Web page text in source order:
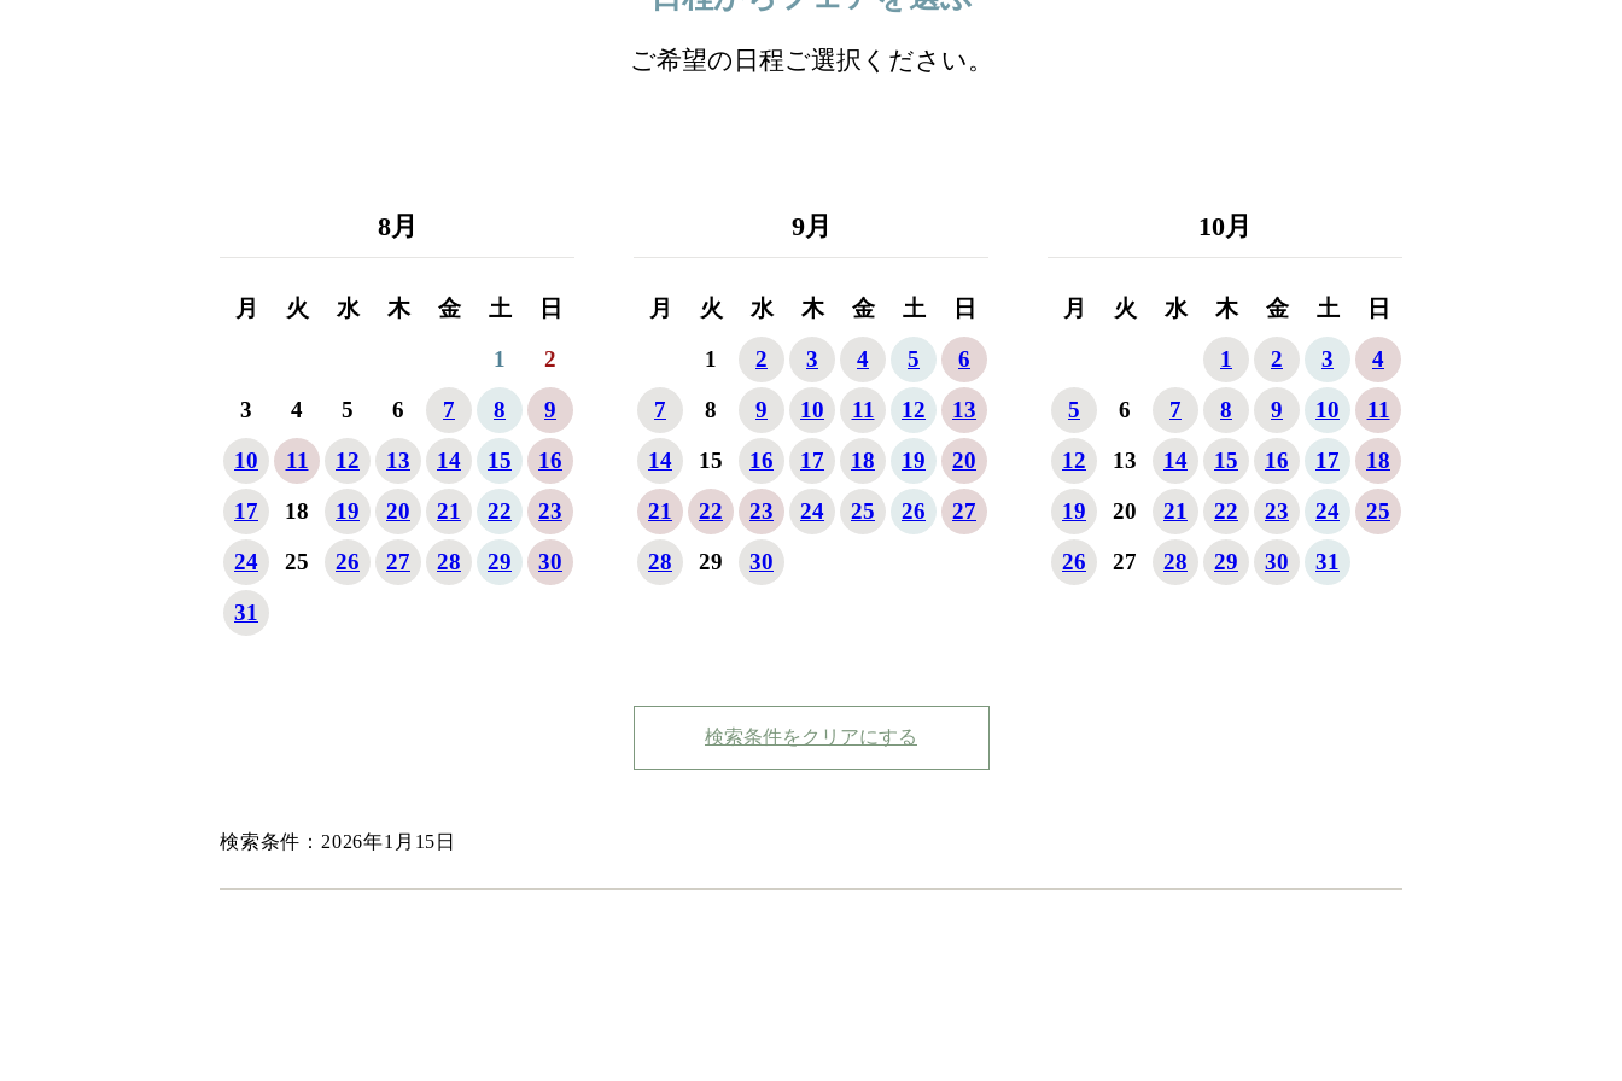
ご希望の日程ご選択ください。
8月
月 火 水 木 金 土
日
1
2
3
4 5 6 7 8
9
10
11 12 13 14 15
16
17
18 19 20 21 22
23
24
25 26 27 28 29
30
31
9月
月 火 水 木 金 土
日
1
2 3 4 5
6
7
8 9 10 11 12
13
14
15 16 17 18 19
20
21
22 23 24 25 26
27
28
29 30
10月
月 火 水 木 金 土
日
1
2 3
4
5
6 7 8 9 10
11
12
13 14 15 16 17
18
19
20 21 22 23 24
25
26
27 28 29 30 31
検索条件をクリアにする
検索条件：2026年1月15日